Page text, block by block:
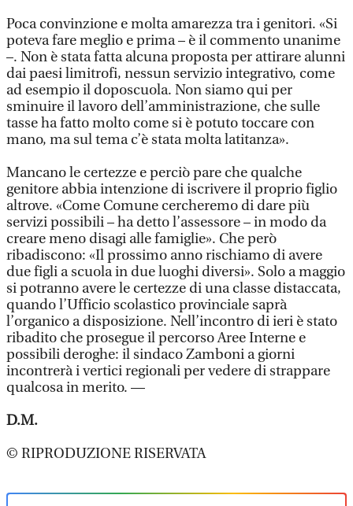
Poca convinzione e molta amarezza tra i genitori. «Si
poteva fare meglio e prima – è il commento unanime
–. Non è stata fatta alcuna proposta per attirare alunni
dai paesi limitrofi, nessun servizio integrativo, come
ad esempio il doposcuola. Non siamo qui per
sminuire il lavoro dell’amministrazione, che sulle
tasse ha fatto molto come si è potuto toccare con
mano, ma sul tema c’è stata molta latitanza».
Mancano le certezze e perciò pare che qualche
genitore abbia intenzione di iscrivere il proprio figlio
altrove. «Come Comune cercheremo di dare più
servizi possibili – ha detto l’assessore – in modo da
creare meno disagi alle famiglie». Che però
ribadiscono: «Il prossimo anno rischiamo di avere
due figli a scuola in due luoghi diversi». Solo a maggio
si potranno avere le certezze di una classe distaccata,
quando l’Ufficio scolastico provinciale saprà
l’organico a disposizione. Nell’incontro di ieri è stato
ribadito che prosegue il percorso Aree Interne e
possibili deroghe: il sindaco Zamboni a giorni
incontrerà i vertici regionali per vedere di strappare
qualcosa in merito. —
D.M.
© RIPRODUZIONE RISERVATA